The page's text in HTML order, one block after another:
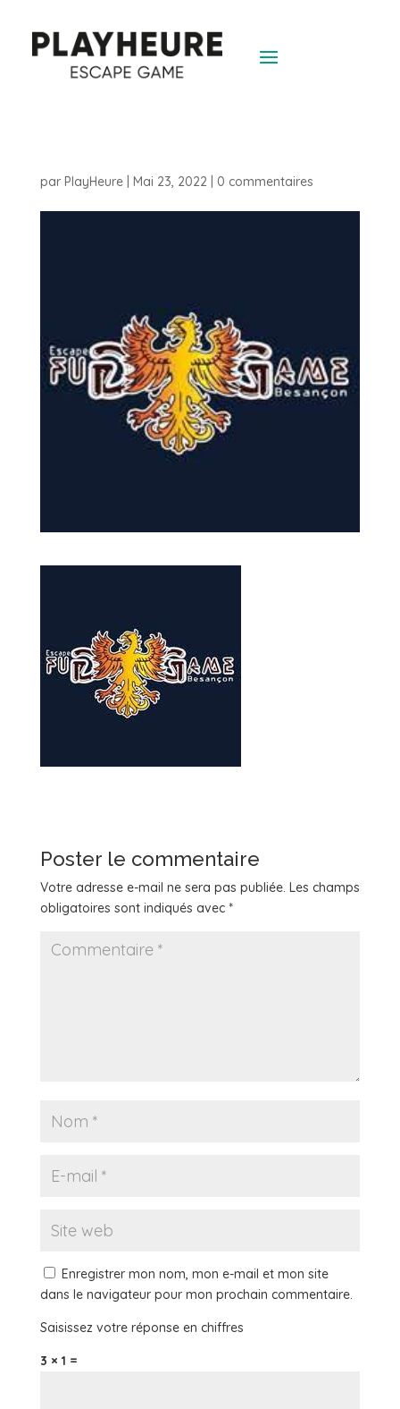
par PlayHeure| Mai 23, 2022| 0 commentaires
Poster le commentaire
Votre adresse e-mail ne sera pas publiée. Les champs
obligatoires sont indiqués avec *
Enregistrer mon nom, mon e-mail et mon site
dans le navigateur pour mon prochain commentaire.
Saisissez votre réponse en chiffres
3 × 1 =